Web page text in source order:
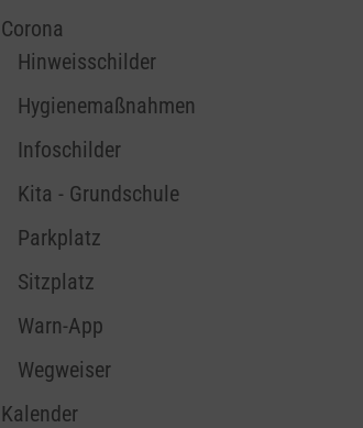
Corona
Hinweisschilder
Hygienemaßnahmen
Infoschilder
Kita - Grundschule
Parkplatz
Sitzplatz
Warn-App
Wegweiser
Kalender